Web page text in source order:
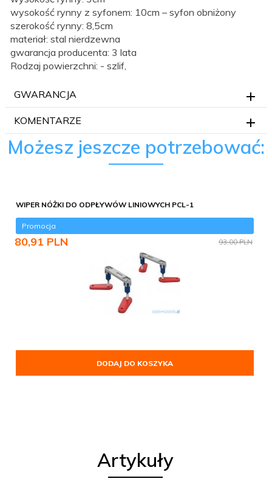
wysokość rynny z syfonem: 10cm – syfon obniżony
szerokość rynny: 8,5cm
materiał: stal nierdzewna
gwarancja producenta: 3 lata
Rodzaj powierzchni: - szlif,
GWARANCJA
KOMENTARZE
Możesz jeszcze potrzebować:
WIPER NÓŻKI DO ODPŁYWÓW LINIOWYCH PCL-1
Promocja
80,91 PLN 93,00 PLN
DODAJ DO KOSZYKA
Artykuły